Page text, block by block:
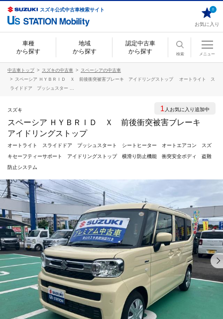
スズキ公式中古車検索サイト
お気に入り
0
車種
から探す
地域
から探す
認定中古車
から探す
検索 メニュー
中古車トップ スズキの中古車
スペーシアの中古車
スペーシア ＨＹＢＲＩＤ Ｘ 前後衝突被害ブレーキ アイドリングストップ オートライト ス
ライドドア プッシュスター ...
スズキ
スペーシア ＨＹＢＲＩＤ Ｘ 前後衝突被害ブレーキ
アイドリングストップ
オートライト スライドドア プッシュスタート シートヒーター オートエアコン スズ
キセーフティーサポート アイドリングストップ 横滑り防止機能 衝突安全ボディ 盗難
防止システム
1 人お気に入り追加中